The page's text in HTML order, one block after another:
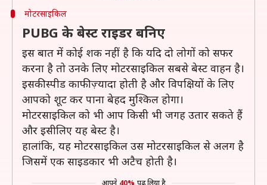
मोटरसाइकिल
PUBG के बेस्ट राइडर बनिए
इस बात में कोई शक नहीं है कि यदि दो लोगों को सफर
करना है तो उनके लिए मोटरसाइकिल सबसे बेस्ट वाहन है।
इसकी स्पीड काफी ज़्यादा होती है और विपक्षियों के लिए
आपको शूट कर पाना बेहद मुश्किल होगा।
मोटरसाइकिल को भी आप किसी भी जगह उतार सकते हैं
और इसीलिए यह बेस्ट है।
हालांकि, यह मोटरसाइकिल उस मोटरसाइकिल से अलग है
जिसमें एक साइडकार भी अटैच होती है।
आपने 40% पढ़ लिया है